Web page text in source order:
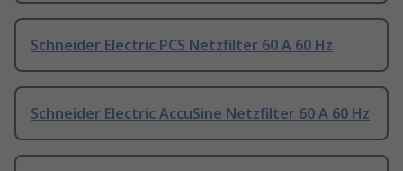
Schneider Electric PCS Netzfilter 60 A 60 Hz
Schneider Electric AccuSine Netzfilter 60 A 60 Hz